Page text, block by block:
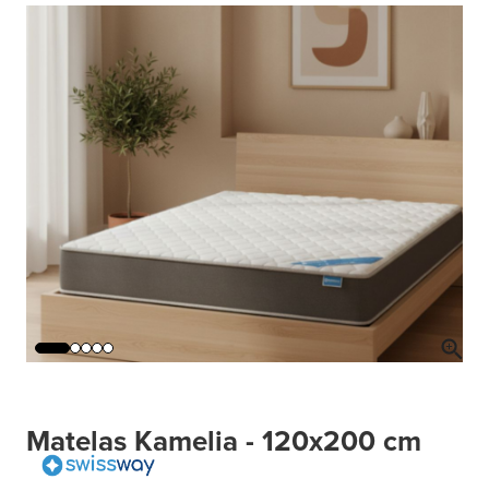
Matelas Kamelia - 120x200 cm